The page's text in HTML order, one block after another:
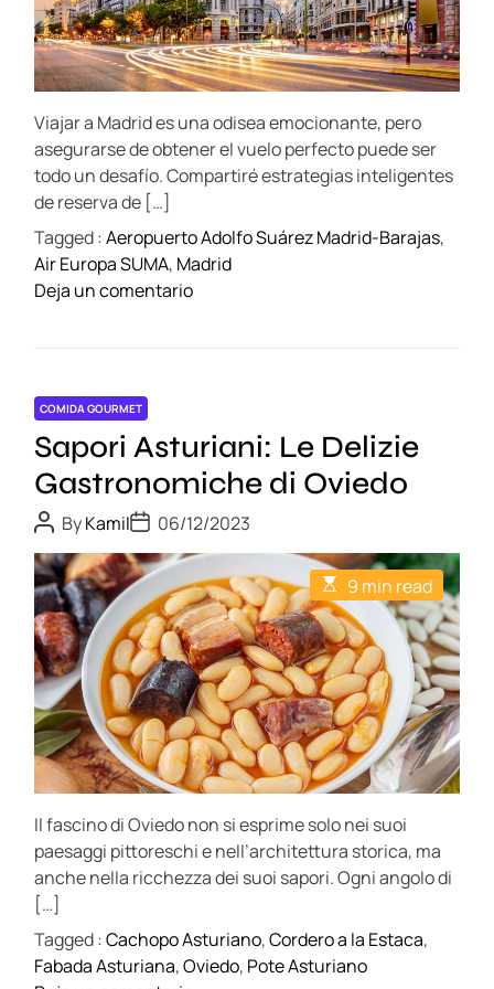
i
l
i
m
i
d
L
o
c
l
e
n
a
d
:
n
F
e
s
t
í
n
p
a
r
a
t
u
s
n
d
r
e
a
d
i
m
e
Viajar a Madrid es una odisea emocionante, pero
asegurarse de obtener el vuelo perfecto puede ser
todo un desafío. Compartiré estrategias inteligentes
de reserva de […]
Tagged :Aeropuerto Adolfo Suárez Madrid-Barajas,
Air Europa SUMA, Madrid
Deja un comentarioo
E
a
t
e
g
i
a
s
I
n
t
e
l
i
g
e
n
t
p
a
COMIDA GOURMET
Sapori Asturiani: Le Delizie
Gastronomiche di Oviedo
P
o
s
t
A
u
t
h
o
r
ByKamilP
o
s
t
D
a
t
e
06/12/2023
E
s
t
i
m
a
t
e
d
r
e
a
d
i
m
e
9 min read
Il fascino di Oviedo non si esprime solo nei suoi
paesaggi pittoreschi e nell’architettura storica, ma
anche nella ricchezza dei suoi sapori. Ogni angolo di
[…]
Tagged :Cachopo Asturiano,Cordero a la Estaca,
Fabada Asturiana,Oviedo, Pote Asturiano